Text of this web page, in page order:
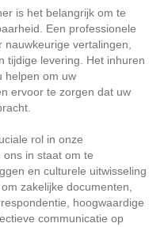
is het belangrijk om te
Een professionele
vertalingen,
tijdige levering. Het inhuren
helpen om uw
ervoor te zorgen dat uw
rol in onze
in staat om te
en culturele uitwisseling
zakelijke documenten,
hoogwaardige
communicatie op